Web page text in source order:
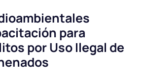
para
por Uso Ilegal de